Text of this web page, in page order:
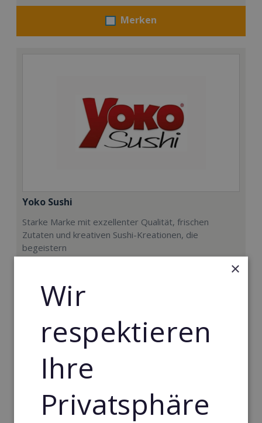
Merken
Yoko Sushi
Starke Marke mit exzellenter Qualität, frischen
Zutaten und kreativen Sushi-Kreationen, die
begeistern
35.000€
×
Wir
respektieren
Ihre
Privatsphäre